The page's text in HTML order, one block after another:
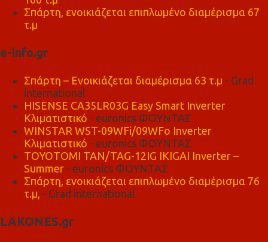
Σπάρτη, ενοικιάζεται επιπλωμένο διαμέρισμα 67
τ.μ
e-info.gr
Σπάρτη – Ενοικιάζεται διαμέρισμα 63 τ.μ - Grad
international
HISENSE CA35LR03G Easy Smart Inverter
Κλιματιστικό - euronics ΦΟΥΝΤΑΣ
WINSTAR WST-09WFi/09WFo Inverter
Κλιματιστικό - euronics ΦΟΥΝΤΑΣ
TOYOTOMI TAN/TAG-12IG IKIGAI Inverter –
Summer - euronics ΦΟΥΝΤΑΣ
Σπάρτη, ενοικιάζεται επιπλωμένο διαμέρισμα 76
τ.μ, - Grad international
LAKONES.gr